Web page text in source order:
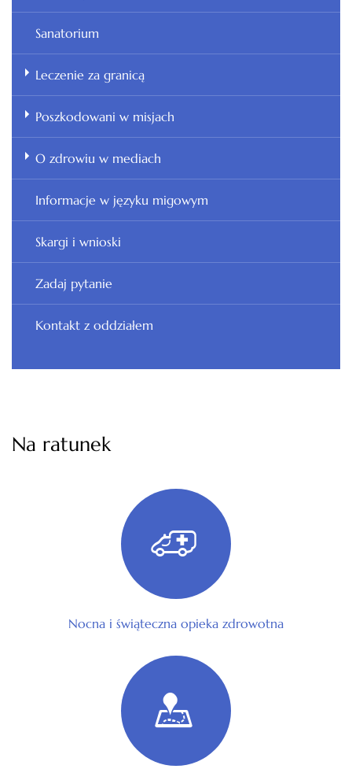
Sanatorium
Leczenie za granicą
Poszkodowani w misjach
O zdrowiu w mediach
Informacje w języku migowym
Skargi i wnioski
Zadaj pytanie
Kontakt z oddziałem
Na ratunek
Nocna i świąteczna opieka zdrowotna